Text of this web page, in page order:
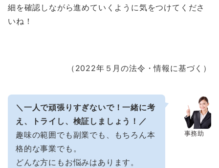
細を確認しながら進めていくように気をつけてくださ
いね！
（2022年５月の法令・情報に基づく）
事務助
＼一人で頑張りすぎないで！一緒に考
え、トライし、検証しましょう！／
趣味の範囲でも副業でも、もちろん本
格的な事業でも。
どんな方にもお悩みはあります。